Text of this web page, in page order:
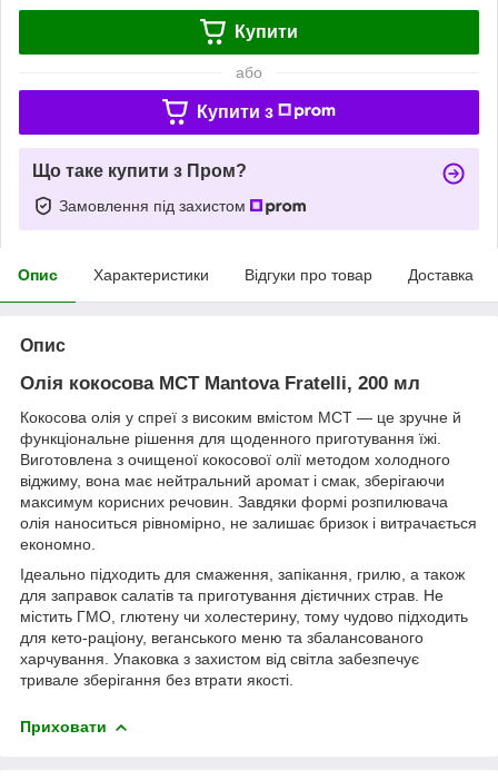
Купити
або
Купити з
Що таке купити з Пром?
Замовлення під захистом
Опис Характеристики Відгуки про товар Доставка
Опис
Олія кокосова MCT Mantova Fratelli, 200 мл
Кокосова олія у спреї з високим вмістом MCT — це зручне й
функціональне рішення для щоденного приготування їжі.
Виготовлена з очищеної кокосової олії методом холодного
віджиму, вона має нейтральний аромат і смак, зберігаючи
максимум корисних речовин. Завдяки формі розпилювача
олія наноситься рівномірно, не залишає бризок і витрачається
економно.
Ідеально підходить для смаження, запікання, грилю, а також
для заправок салатів та приготування дієтичних страв. Не
містить ГМО, глютену чи холестерину, тому чудово підходить
для кето-раціону, веганського меню та збалансованого
харчування. Упаковка з захистом від світла забезпечує
тривале зберігання без втрати якості.
Приховати